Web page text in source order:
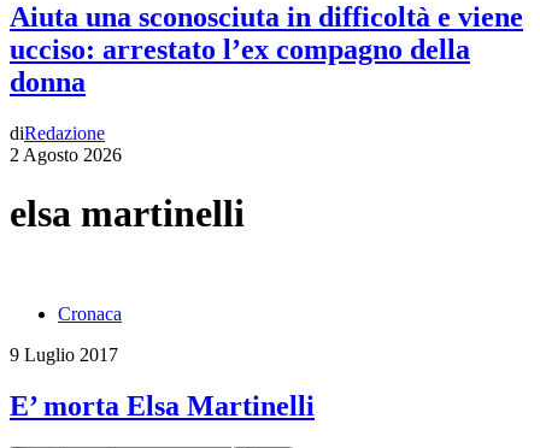
Aiuta una sconosciuta in difficoltà e viene
ucciso: arrestato l’ex compagno della
donna
diRedazione
2 Agosto 2026
elsa martinelli
Cronaca
9 Luglio 2017
E’ morta Elsa Martinelli